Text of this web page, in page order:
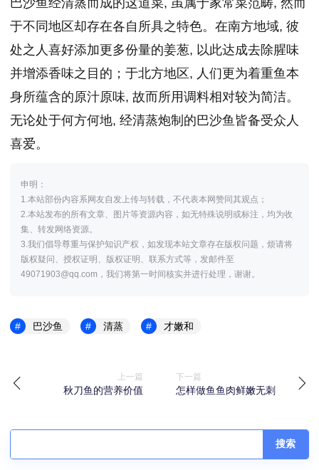
于不同地区却存在各自所具之特色。在南方地域, 彼
处之人喜好添加更多份量的姜葱, 以此达成去除腥味
并增添香味之目的；于北方地区, 人们更为着重鱼本
身所蕴含的原汁原味, 故而所用调料相对较为简洁。
无论处于何方何地, 经清蒸炮制的巴沙鱼皆备受众人
喜爱。
申明：
1.本站部份内容系网友自发上传与转载，不代表本网赞同其观点；
2.本站发布的所有文章、图片等资源内容，如无特殊说明或标注，均为收
集、转发网络资源。
3.我们倡导尊重与保护知识产权，如发现本站文章存在版权问题，烦请将
版权疑问、授权证明、版权证明、联系方式等，发邮件至
49071903@qq.com，我们将第一时间核实并进行处理，谢谢。
巴沙鱼 清蒸 才嫩和
上一篇
秋刀鱼的营养价值
下一篇
怎样做鱼鱼肉鲜嫩无刺
搜索